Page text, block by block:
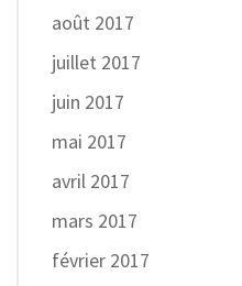
août 2017
juillet 2017
juin 2017
mai 2017
avril 2017
mars 2017
février 2017